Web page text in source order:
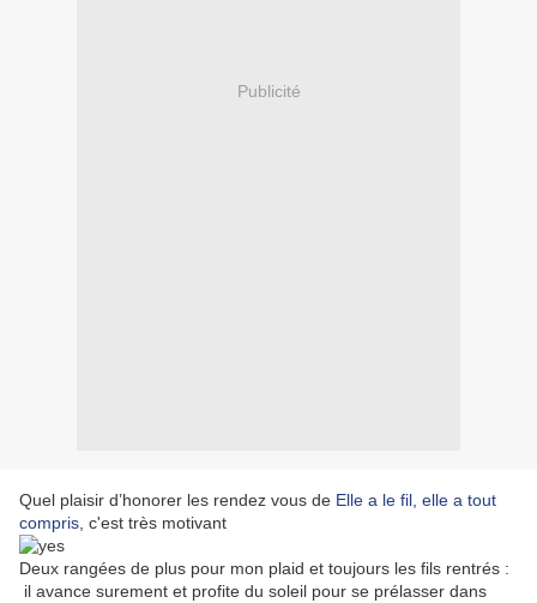
Publicité
Quel plaisir d’honorer les rendez vous de Elle a le fil, elle a tout
compris , c'est très motivant
Deux rangées de plus pour mon plaid et toujours les fils rentrés :
il avance surement et profite du soleil pour se prélasser dans